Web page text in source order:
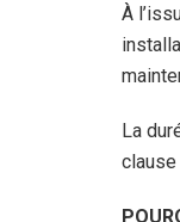
À
La
clause